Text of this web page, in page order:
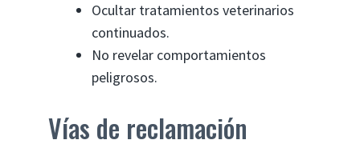
Ocultar tratamientos veterinarios
continuados.
No revelar comportamientos
peligrosos.
Vías de reclamación